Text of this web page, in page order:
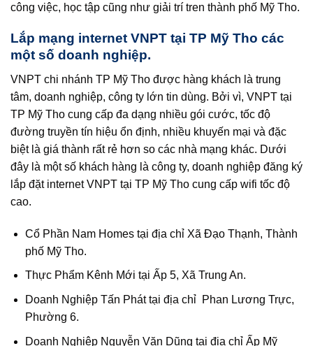
công việc, học tập cũng như giải trí tren thành phố Mỹ Tho.
Lắp mạng internet VNPT tại TP Mỹ Tho các
một số doanh nghiệp.
VNPT chi nhánh TP Mỹ Tho được hàng khách là trung
tâm, doanh nghiệp, công ty lớn tin dùng. Bởi vì, VNPT tại
TP Mỹ Tho cung cấp đa dạng nhiều gói cước, tốc độ
đường truyền tín hiệu ổn định, nhiều khuyến mại và đặc
biệt là giá thành rất rẻ hơn so các nhà mạng khác. Dưới
đây là một số khách hàng là công ty, doanh nghiệp đăng ký
lắp đặt internet VNPT tại TP Mỹ Tho cung cấp wifi tốc độ
cao.
Cổ Phần Nam Homes tại địa chỉ Xã Đạo Thạnh, Thành
phố Mỹ Tho.
Thực Phẩm Kênh Mới tại Ấp 5, Xã Trung An.
Doanh Nghiệp Tấn Phát tại địa chỉ Phan Lương Trực,
Phường 6.
Doanh Nghiệp Nguyễn Văn Dũng tại địa chỉ Ấp Mỹ